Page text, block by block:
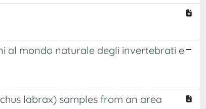
al mondo naturale degli invertebrati e
labrax) samples from an area